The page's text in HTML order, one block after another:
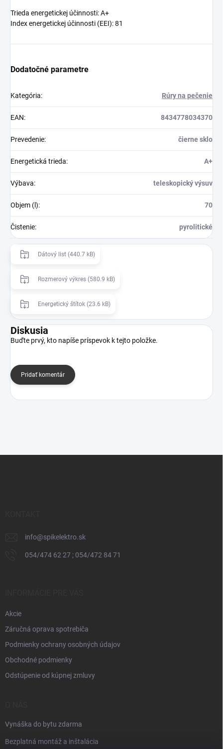
Trieda energetickej účinnosti: A+
Index energetickej účinnosti (EEI): 81
Dodatočné parametre
Kategória: Rúry na pečenie
EAN: 8434778034370
Prevedenie: čierne sklo
Energetická trieda: A+
Výbava: teleskopický výsuv
Objem (l): 70
Čistenie: pyrolitické
Dátový list (440.7 kB)
Rozmerový výkres (580.9 kB)
Energetický štítok (23.6 kB)
Diskusia
Buďte prvý, kto napíše príspevok k tejto položke.
Pridať komentár
info@spikelektro.sk
054/474 62 27 ; 054/472 84 71
Akcie
Záručná oprava spotrebiča
Podmienky ochrany osobných údajov
Obchodné podmienky
Odstúpenie od kúpnej zmluvy
Vynáška do bytu zdarma
Bezplatná montáž a inštalácia